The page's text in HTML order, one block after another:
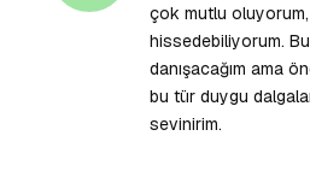
çok mutlu
hissedebiliyorum.
danışacağım ama
bu tür duygu
sevinirim.